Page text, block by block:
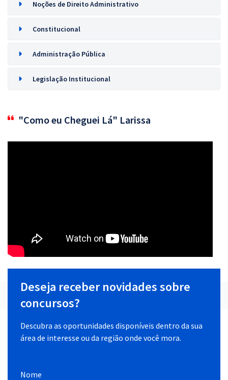
Noções de Direito Administrativo
Constitucional
Administração Pública
Legislação Institucional
"Como eu Cheguei Lá" Larissa
Deseja receber novidades sobre
concursos?
Descubra as oportunidades disponíveis dentro da sua
área de interesse ou da região onde você mora.
Nome